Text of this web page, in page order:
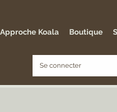
Se connecter
Approche Koala Boutique